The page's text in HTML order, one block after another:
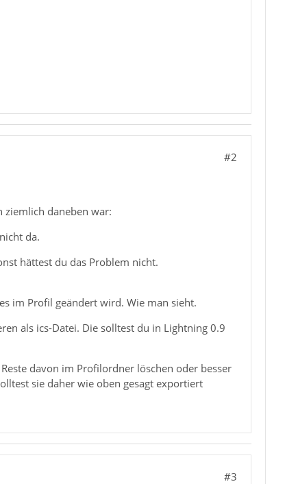
#2
ziemlich daneben war:
da.
hättest du das Problem nicht.
im Profil geändert wird. Wie man sieht.
als ics-Datei. Die solltest du in Lightning 0.9
davon im Profilordner löschen oder besser
sie daher wie oben gesagt exportiert
#3